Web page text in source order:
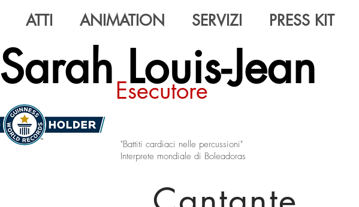
ATTI ANIMATION SERVIZI PRESS KIT
Sarah Louis-Jean
Esecutore
"Battiti cardiaci nelle percussioni"
Interprete mondiale di Boleadoras